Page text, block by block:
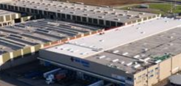
Antwerpen, Antwerpen